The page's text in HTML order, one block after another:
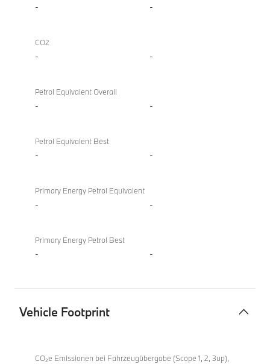
- -
CO2
- -
Petrol Equivalent Overall
- -
Petrol Equivalent Best
- -
Primary Energy Petrol Equivalent
- -
Primary Energy Petrol Best
- -
Vehicle Footprint
Footprint
CO₂e Emissionen bei Fahrzeugübergabe (Scope 1, 2, 3up),